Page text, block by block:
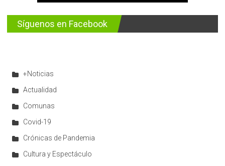
Síguenos en Facebook
+Noticias
Actualidad
Comunas
Covid-19
Crónicas de Pandemia
Cultura y Espectáculo